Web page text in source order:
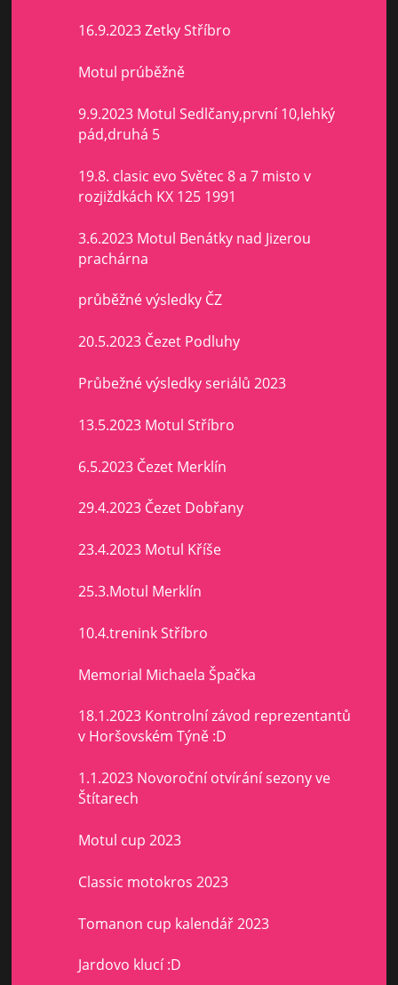
16.9.2023 Zetky Stříbro
Motul prúběžně
9.9.2023 Motul Sedlčany,první 10,lehký
pád,druhá 5
19.8. clasic evo Světec 8 a 7 misto v
rozjiždkách KX 125 1991
3.6.2023 Motul Benátky nad Jizerou
prachárna
průběžné výsledky ČZ
20.5.2023 Čezet Podluhy
Průbežné výsledky seriálů 2023
13.5.2023 Motul Stříbro
6.5.2023 Čezet Merklín
29.4.2023 Čezet Dobřany
23.4.2023 Motul Kříše
25.3.Motul Merklín
10.4.trenink Stříbro
Memorial Michaela Špačka
18.1.2023 Kontrolní závod reprezentantů
v Horšovském Týně :D
1.1.2023 Novoroční otvírání sezony ve
Štítarech
Motul cup 2023
Classic motokros 2023
Tomanon cup kalendář 2023
Jardovo klucí :D